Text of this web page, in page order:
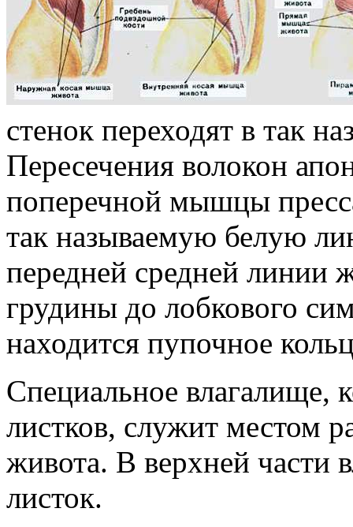
стенок переходят в так
Пересечения волокон
поперечной мышцы
так называемую белую
передней средней линии
грудины до лобкового
находится пупочное
Специальное влагалище,
листков, служит местом
живота. В верхней части
листок.